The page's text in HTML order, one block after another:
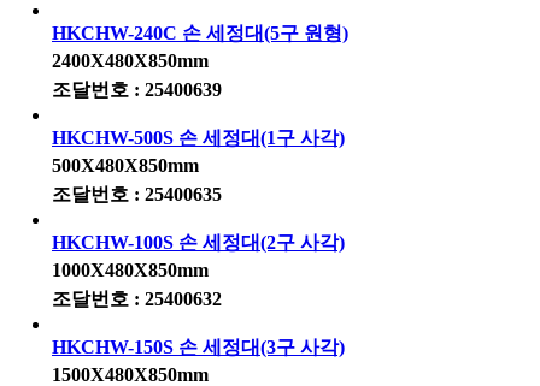
HKCHW-240C 손 세정대(5구 원형)
2400X480X850mm
조달번호 : 25400639
HKCHW-500S 손 세정대(1구 사각)
500X480X850mm
조달번호 : 25400635
HKCHW-100S 손 세정대(2구 사각)
1000X480X850mm
조달번호 : 25400632
HKCHW-150S 손 세정대(3구 사각)
1500X480X850mm